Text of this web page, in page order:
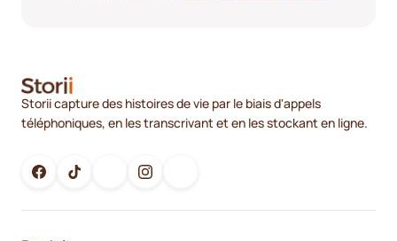
Storii capture des histoires de vie par le biais d'appels
téléphoniques, en les transcrivant et en les stockant en ligne.